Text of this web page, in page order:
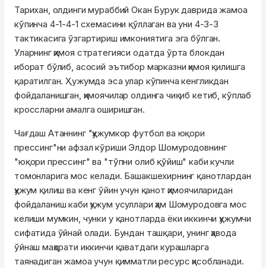
Тарихан, олдинги мураббий Окан Бурук даврида жамоа
кўпинча 4-1-4-1 схемасини қўллаган ва уни 4-3-3
тактикасига ўзгартириш имкониятига эга бўлган.
Уларнинг ҳимоя стратегияси одатда ўрта блокдан
иборат бўлиб, асосий эътибор марказни ҳимоя қилишга
қаратилган. Ҳужумда эса улар кўпинча кенгликдан
фойдаланишган, ҳимоячилар олдинга чиқиб кетиб, кўплаб
кроссларни амалга оширишган.
Чағдаш Атаннинг "ҳужумкор футбол ва юқори
прессинг"ни афзал кўриши Элдор Шомуродовнинг
"юқори прессинг" ва "тўпни олиб қўйиш" каби кучли
томонларига мос келади. Башакшехирнинг қанотлардан
ҳужум қилиш ва кенг ўйин учун қанот ҳимоячиларидан
фойдаланиш каби ҳужум усуллари ҳам Шомуродовга мос
келиши мумкин, чунки у қанотларда ёки иккинчи ҳужумчи
сифатида ўйнай олади. Бундан ташқари, унинг ҳавода
ўйнаш маҳорати иккинчи қаватдаги курашларга
таянадиган жамоа учун қимматли ресурс ҳисобланади.